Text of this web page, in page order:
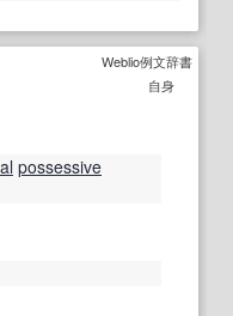
Weblio例文辞書
自身
possessive